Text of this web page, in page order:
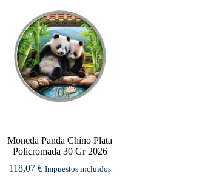
Moneda Panda Chino Plata
Policromada 30 Gr 2026
118,07 € Impuestos incluidos